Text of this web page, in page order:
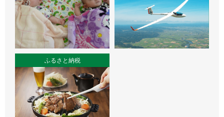
ふるさと納税